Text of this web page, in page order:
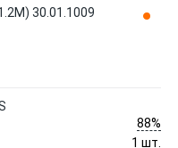
30.01.1009
88%
1 шт.